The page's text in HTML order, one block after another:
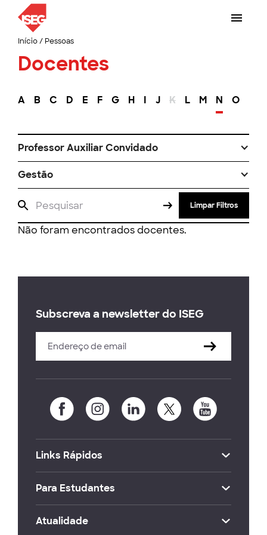
Início/ Pessoas
Docentes
A B C D E F G H I J K L M N O
Professor Auxiliar Convidado
Gestão
Limpar Filtros
Não foram encontrados docentes.
Subscreva a newsletter do ISEG
Links Rápidos
Para Estudantes
Atualidade